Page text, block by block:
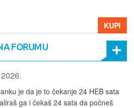
KUPI
FORUMU
je da je to čekanje 24 HEB sata
ga i čekaš 24 sata da počneš